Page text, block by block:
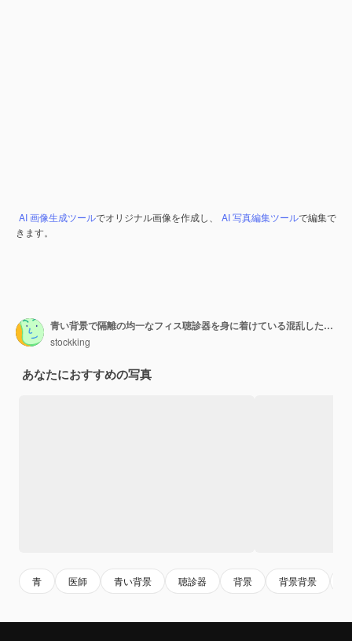
AI 画像生成ツールでオリジナル画像を作成し、 AI 写真編集ツールで編集で
きます。
青い背景で隔離の均一なフィス聴診器を身に着けている混乱した若い女性医師
stockking
あなたにおすすめの写真
青 医師 青い背景 聴診器 背景 背景背景